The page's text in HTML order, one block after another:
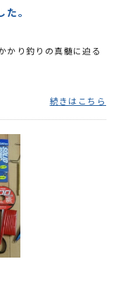
。
かり釣りの真髄に迫る
続きはこちら